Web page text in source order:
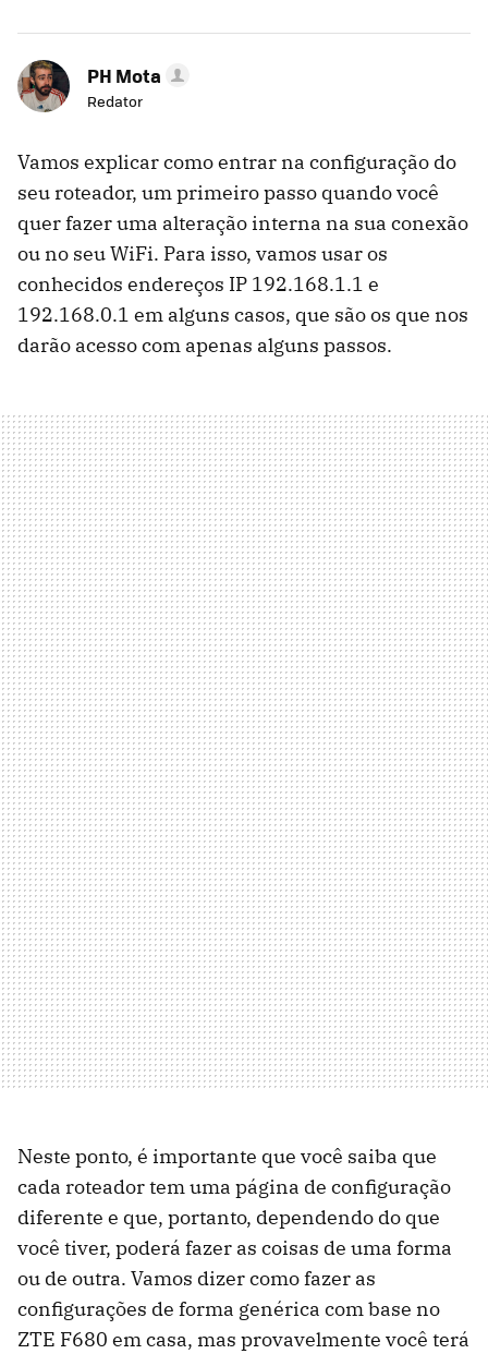
PH Mota
Redator
Vamos explicar como entrar na configuração do
seu roteador, um primeiro passo quando você
quer fazer uma alteração interna na sua conexão
ou no seu WiFi. Para isso, vamos usar os
conhecidos endereços IP 192.168.1.1 e
192.168.0.1 em alguns casos, que são os que nos
darão acesso com apenas alguns passos.
Neste ponto, é importante que você saiba que
cada roteador tem uma página de configuração
diferente e que, portanto, dependendo do que
você tiver, poderá fazer as coisas de uma forma
ou de outra. Vamos dizer como fazer as
configurações de forma genérica com base no
ZTE F680 em casa, mas provavelmente você terá